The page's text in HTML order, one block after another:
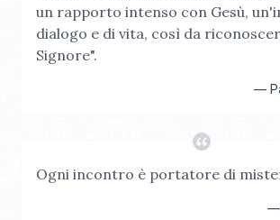
un rapporto intenso con Gesù,
dialogo e di vita, così da
Signore".
—
Ogni incontro è portatore di
—